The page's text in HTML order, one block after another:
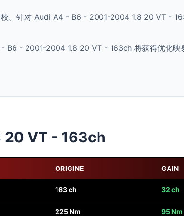
。针对 Audi A4 - B6 - 2001-2004 1.8 20 VT -
B6 - 2001-2004 1.8 20 VT - 163ch 将获得优化映
20 VT - 163ch
ORIGINE GAIN
163 ch 32 ch
225 Nm 95 Nm